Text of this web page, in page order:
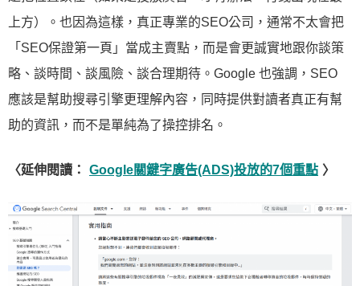
上方）。也因為這樣，真正專業的SEO公司，通常不太會把
「SEO保證第一頁」當成主賣點，而是會更誠實地跟你談策
略、談時間、談風險、談合理期待。Google 也強調，SEO
應該是幫助搜尋引擎更理解內容，同時提供對讀者真正有幫
助的資訊，而不是單純為了操控排名。
〈延伸閱讀： Google關鍵字廣告(ADS)投放的7個重點 〉